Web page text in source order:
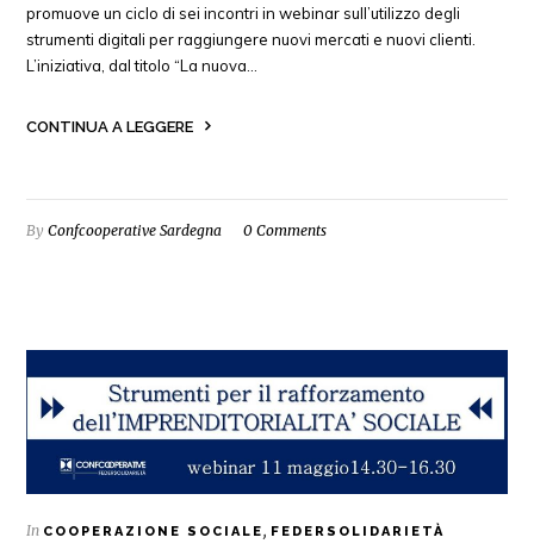
promuove un ciclo di sei incontri in webinar sull’utilizzo degli
strumenti digitali per raggiungere nuovi mercati e nuovi clienti.
L’iniziativa, dal titolo “La nuova…
CONTINUA A LEGGERE
ByConfcooperative Sardegna 0 Comments
In COOPERAZIONE SOCIALE, FEDERSOLIDARIETÀ